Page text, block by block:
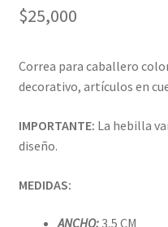
$25,000
Correa para caballero
decorativo, artículos en
IMPORTANTE: La hebilla
diseño.
MEDIDAS:
ANCHO:3,5 CM